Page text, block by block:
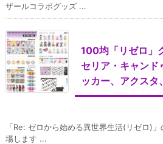
ザールコラボグッズ ...
100均「リゼロ」
セリア・キャンド
ッカー、アクス
「Re: ゼロから始める異世界生活(リゼロ)
場します ...